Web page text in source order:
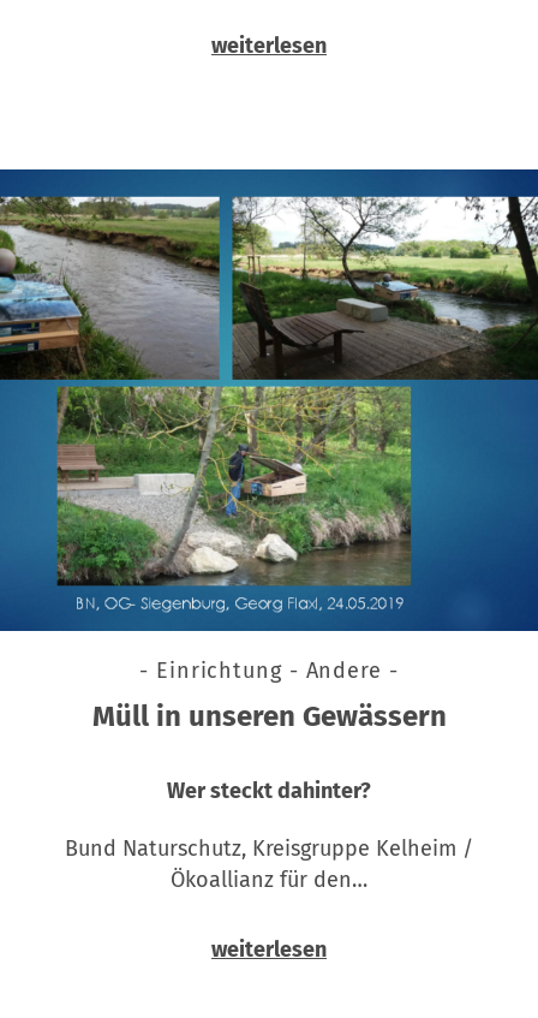
weiterlesen
- Einrichtung - Andere -
Müll in unseren Gewässern
Wer steckt dahinter?
Bund Naturschutz, Kreisgruppe Kelheim /
Ökoallianz für den…
weiterlesen